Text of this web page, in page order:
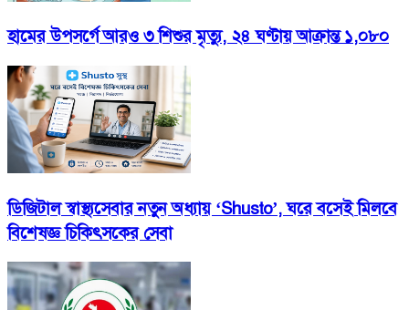
হামের উপসর্গে আরও ৩ শিশুর মৃত্যু, ২৪ ঘণ্টায় আক্রান্ত ১,০৮০
ডিজিটাল স্বাস্থ্যসেবার নতুন অধ্যায় ‘Shusto’, ঘরে বসেই মিলবে
বিশেষজ্ঞ চিকিৎসকের সেবা